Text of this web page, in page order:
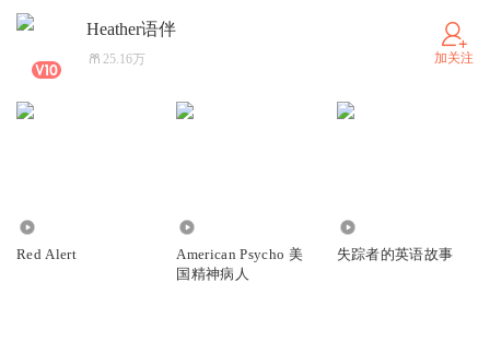
Heather语伴
25.16万 加关注
Red Alert
American Psycho 美
国精神病人
失踪者的英语故事